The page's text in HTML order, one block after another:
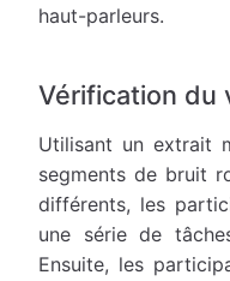
haut-parleurs.
Vérification du
Utilisant un extrait
segments de bruit
différents, les
une série de
Ensuite, les